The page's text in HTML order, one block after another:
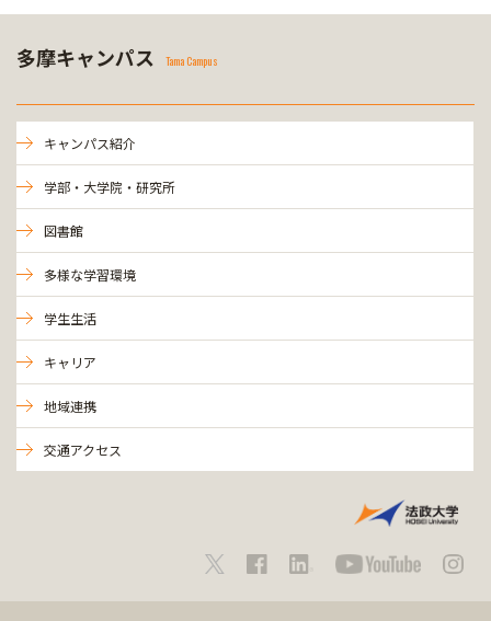
多摩キャンパス Tama Campus
キャンパス紹介
学部・大学院・研究所
図書館
多様な学習環境
学生生活
キャリア
地域連携
交通アクセス